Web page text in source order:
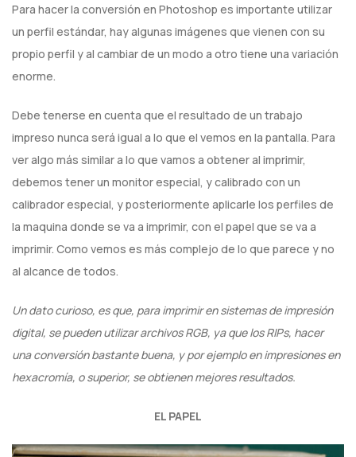
Para hacer la conversión en Photoshop es importante utilizar
un perfil estándar, hay algunas imágenes que vienen con su
propio perfil y al cambiar de un modo a otro tiene una variación
enorme.
Debe tenerse en cuenta que el resultado de un trabajo
impreso nunca será igual a lo que el vemos en la pantalla. Para
ver algo más similar a lo que vamos a obtener al imprimir,
debemos tener un monitor especial, y calibrado con un
calibrador especial, y posteriormente aplicarle los perfiles de
la maquina donde se va a imprimir, con el papel que se va a
imprimir. Como vemos es más complejo de lo que parece y no
al alcance de todos.
Un dato curioso, es que, para imprimir en sistemas de impresión
digital, se pueden utilizar archivos RGB, ya que los RIPs, hacer
una conversión bastante buena, y por ejemplo en impresiones en
hexacromía, o superior, se obtienen mejores resultados.
EL PAPEL